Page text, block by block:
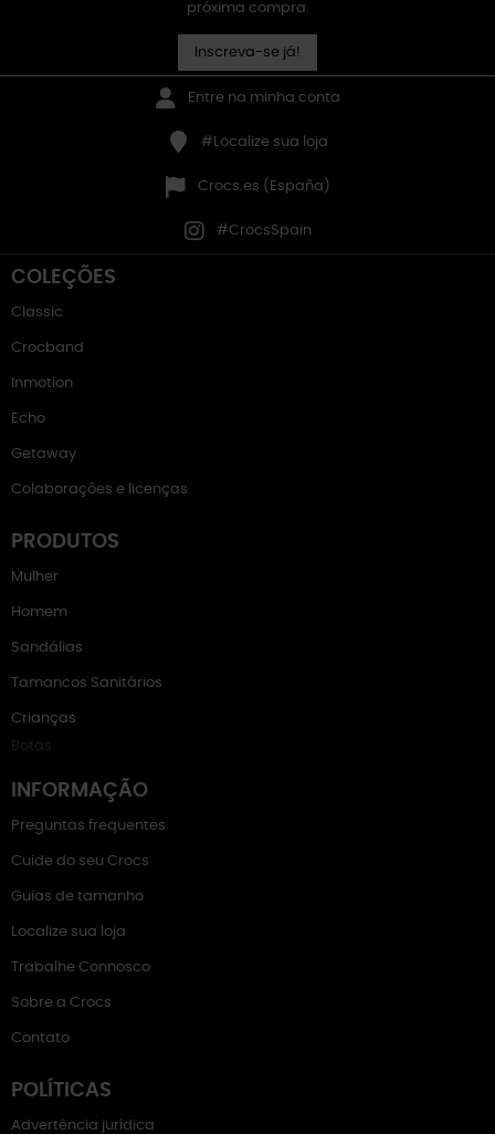
próxima compra.
Inscreva-se já!
Entre na minha conta
#Localize sua loja
Crocs.es (España)
#CrocsSpain
COLEÇÕES
Classic
Crocband
Inmotion
Echo
Getaway
Colaborações e licenças
PRODUTOS
Mulher
Homem
Sandálias
Tamancos Sanitários
Crianças
Botas
INFORMAÇÃO
Preguntas frequentes
Cuide do seu Crocs
Guias de tamanho
Localize sua loja
Trabalhe Connosco
Sobre a Crocs
Contato
POLÍTICAS
Advertência jurídica